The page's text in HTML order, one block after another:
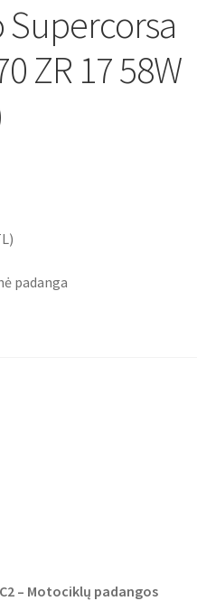
Supercorsa
ZR 17 58W
padanga
– Motociklų padangos